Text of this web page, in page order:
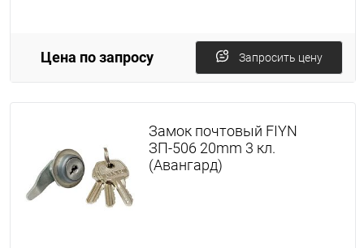
Цена по запросу Запросить цену
Замок почтовый FIYN
ЗП-506 20mm 3 кл.
(Авангард)